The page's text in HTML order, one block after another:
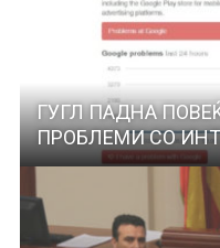
ГУГЛ ПАДНА
ПРОБЛЕМИ СО